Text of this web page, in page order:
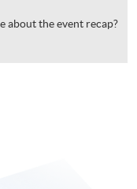
about the event recap?